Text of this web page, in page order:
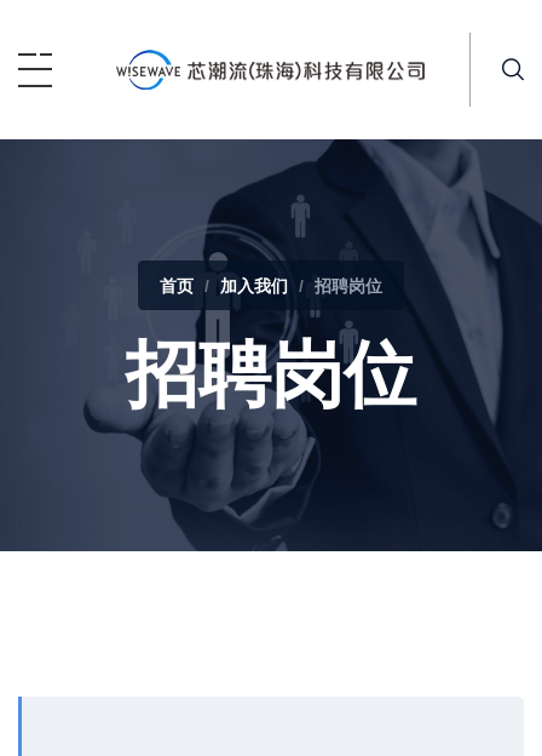
首页 加入我们 招聘岗位
招聘岗位